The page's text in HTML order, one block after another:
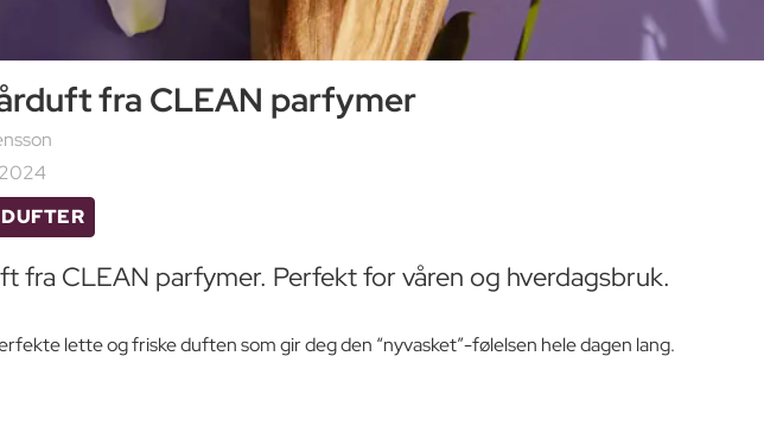
fra CLEAN parfymer
fra CLEAN parfymer. Perfekt for våren og hverdagsbruk.
lette og friske duften som gir deg den “nyvasket”-følelsen hele dagen lang.